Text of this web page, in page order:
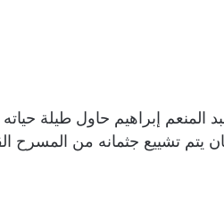
المنعم إبراهيم حاول طيلة
يتم تشييع جثمانه من المسرح